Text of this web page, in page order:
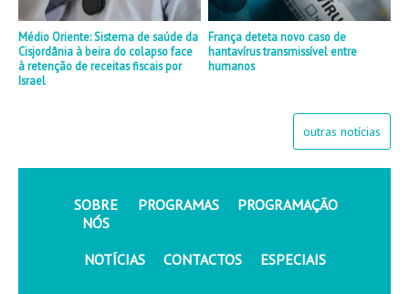
Médio Oriente: Sistema de saúde da
Cisjordânia à beira do colapso face
à retenção de receitas fiscais por
Israel
França deteta novo caso de
hantavírus transmissível entre
humanos
outras notícias
SOBRE
NÓS
PROGRAMAS PROGRAMAÇÃO
NOTÍCIAS CONTACTOS ESPECIAIS